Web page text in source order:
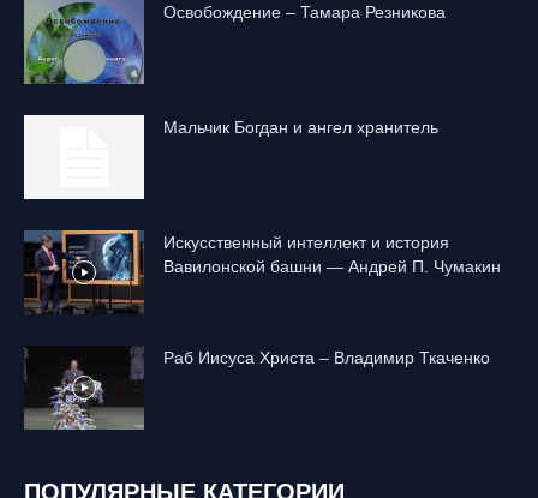
Освобождение – Тамара Резникова
Mальчик Богдан и ангел хранитель
Искусственный интеллект и история
Вавилонской башни — Андрей П. Чумакин
Раб Иисуса Христа – Владимир Ткаченко
ПОПУЛЯРНЫЕ КАТЕГОРИИ